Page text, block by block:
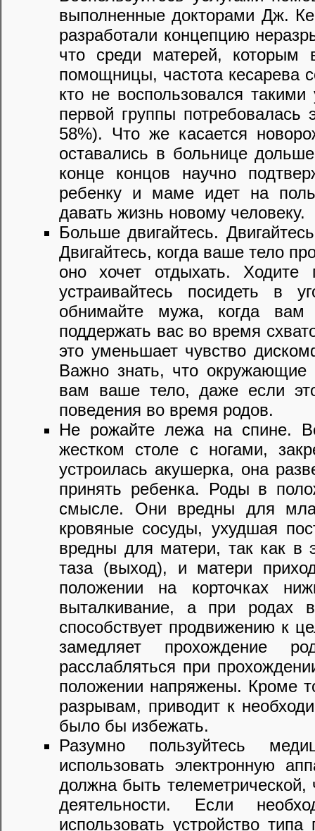
выполненные докторами Дж.
разработали концепцию
что среди матерей, которым
помощницы, частота кесарева
кто не воспользовался
первой группы потребовалась
58%). Что же касается
оставались в больнице
конце концов научно
ребенку и маме идет на
давать жизнь новому человеку.
Больше двигайтесь.
Двигайтесь, когда ваше тело
оно хочет отдыхать.
устраивайтесь посидеть в
обнимайте мужа, когда вам
поддержать вас во время
это уменьшает чувство
Важно знать, что окружающие
вам ваше тело, даже если
поведения во время родов.
Не рожайте лежа на спине.
жестком столе с ногами,
устроилась акушерка, она
принять ребенка. Роды в
смысле. Они вредны для
кровяные сосуды, ухудшая
вредны для матери, так как в
таза (выход), и матери
положении на корточках
выталкивание, а при родах
способствует продвижению к
замедляет прохождение
расслабляться при
положении напряжены. Кроме
разрывам, приводит к
было бы избежать.
Разумно пользуйтесь
использовать электронную
должна быть
деятельности. Если
использовать устройство